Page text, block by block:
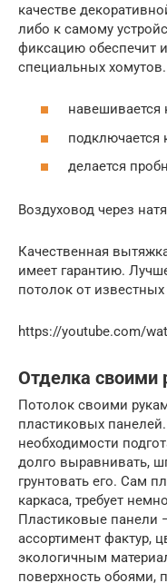
качестве
либо к самому
фиксацию обеспечит
специальных
навешивается
подключается
делается
Воздуховод через
Качественная
имеет гарантию.
потолок от
https://youtube.com/
Отделка своими
Потолок своими
пластиковых
необходимости
долго выравнивать,
грунтовать его. Сам
каркаса, требует
Пластиковые панели
ассортимент фактур,
экологичным
поверхность обоями,